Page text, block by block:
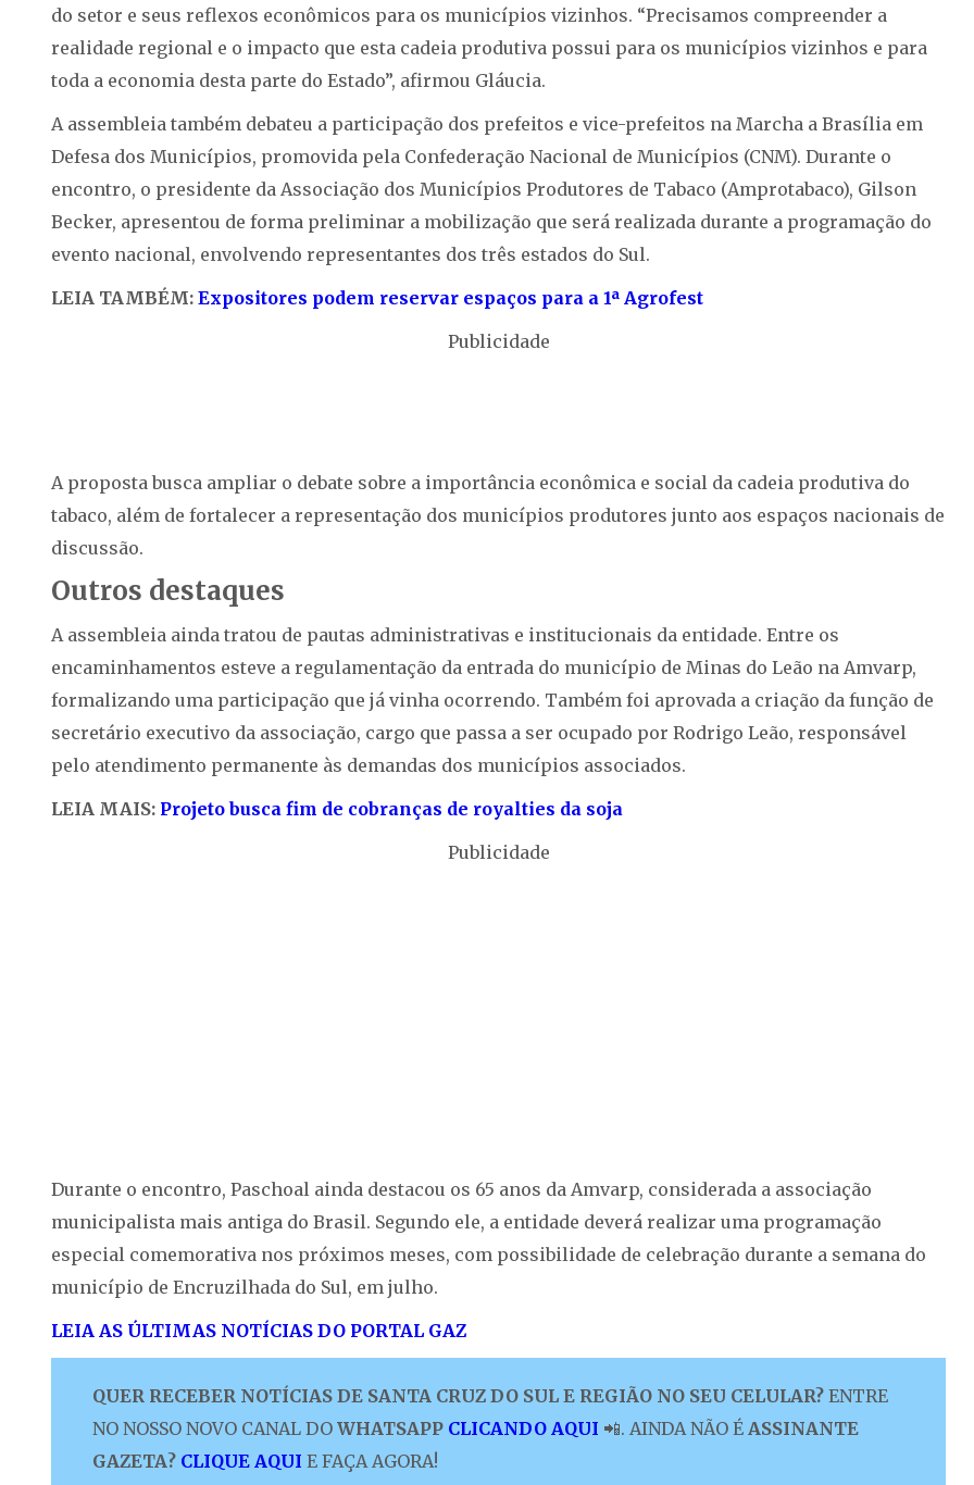
do setor e seus reflexos econômicos para os municípios vizinhos. “Precisamos compreender a
realidade regional e o impacto que esta cadeia produtiva possui para os municípios vizinhos e para
toda a economia desta parte do Estado”, afirmou Gláucia.
A assembleia também debateu a participação dos prefeitos e vice-prefeitos na Marcha a Brasília em
Defesa dos Municípios, promovida pela Confederação Nacional de Municípios (CNM). Durante o
encontro, o presidente da Associação dos Municípios Produtores de Tabaco (Amprotabaco), Gilson
Becker, apresentou de forma preliminar a mobilização que será realizada durante a programação do
evento nacional, envolvendo representantes dos três estados do Sul.
LEIA TAMBÉM: Expositores podem reservar espaços para a 1ª Agrofest
Publicidade
A proposta busca ampliar o debate sobre a importância econômica e social da cadeia produtiva do
tabaco, além de fortalecer a representação dos municípios produtores junto aos espaços nacionais de
discussão.
Outros destaques
A assembleia ainda tratou de pautas administrativas e institucionais da entidade. Entre os
encaminhamentos esteve a regulamentação da entrada do município de Minas do Leão na Amvarp,
formalizando uma participação que já vinha ocorrendo. Também foi aprovada a criação da função de
secretário executivo da associação, cargo que passa a ser ocupado por Rodrigo Leão, responsável
pelo atendimento permanente às demandas dos municípios associados.
LEIA MAIS: Projeto busca fim de cobranças de royalties da soja
Publicidade
Durante o encontro, Paschoal ainda destacou os 65 anos da Amvarp, considerada a associação
municipalista mais antiga do Brasil. Segundo ele, a entidade deverá realizar uma programação
especial comemorativa nos próximos meses, com possibilidade de celebração durante a semana do
município de Encruzilhada do Sul, em julho.
LEIA AS ÚLTIMAS NOTÍCIAS DO PORTAL GAZ
QUER RECEBER NOTÍCIAS DE SANTA CRUZ DO SUL E REGIÃO NO SEU CELULAR? ENTRE
NO NOSSO NOVO CANAL DO WHATSAPP CLICANDO AQUI 📲. AINDA NÃO É ASSINANTE
GAZETA? CLIQUE AQUI E FAÇA AGORA!